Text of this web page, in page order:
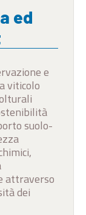
ed
e
viticolo
suolo-
attraverso
dei